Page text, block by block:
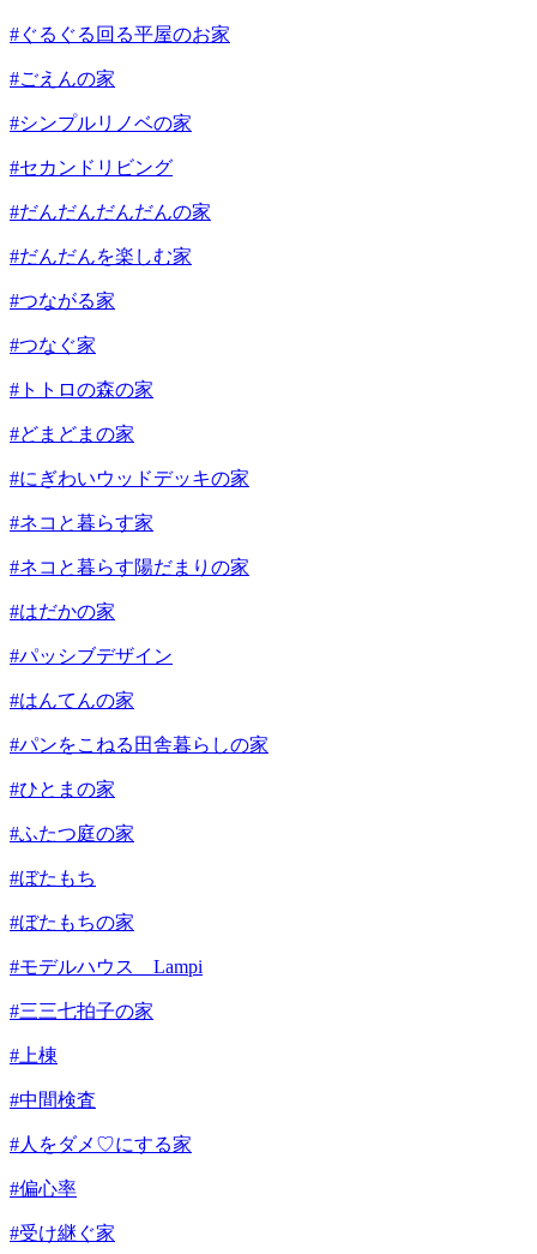
#ぐるぐる回る平屋のお家
#ごえんの家
#シンプルリノベの家
#セカンドリビング
#だんだんだんだんの家
#だんだんを楽しむ家
#つながる家
#つなぐ家
#トトロの森の家
#どまどまの家
#にぎわいウッドデッキの家
#ネコと暮らす家
#ネコと暮らす陽だまりの家
#はだかの家
#パッシブデザイン
#はんてんの家
#パンをこねる田舎暮らしの家
#ひとまの家
#ふたつ庭の家
#ぼたもち
#ぼたもちの家
#モデルハウス Lampi
#三三七拍子の家
#上棟
#中間検査
#人をダメ♡にする家
#偏心率
#受け継ぐ家